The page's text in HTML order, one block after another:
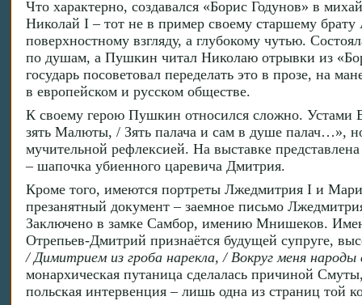
Что характерно, создавался «Борис Годунов» в
Николай I – тот не в пример своему старшему
поверхностному взгляду, а глубокому чутью.
по душам, а Пушкин читал Николаю отрывки из
государь посоветовал переделать это в прозе, на
в европейском и русском обществе.
К своему герою Пушкин относился сложно. Устами
зять Малюты, / Зять палача и сам в душе палач…»,
мучительной рефлексией. На выставке
– шапочка убиенного царевича Дмитрия.
Кроме того, имеются портреты Лжедмитрия I и
презанятный документ – заемное письмо
Заключено в замке Самбор, имению Мнишеков.
Отрепьев-Дмитрий признаётся будущей супруге,
/ Димитрием из гроба нарекла, / Вокруг меня
монархическая путаница сделалась причиной
польская интервенция – лишь одна из страниц той